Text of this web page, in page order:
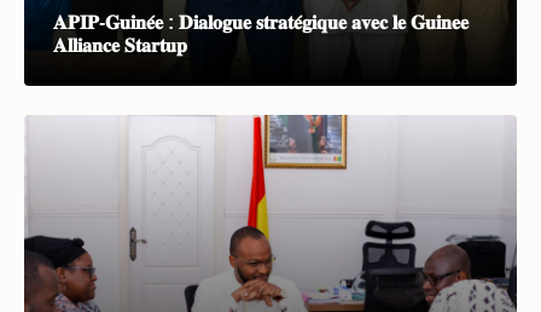
𝐀𝐏𝐈𝐏-𝐆𝐮𝐢𝐧𝐞́𝐞 : 𝐃𝐢𝐚𝐥𝐨𝐠𝐮𝐞 𝐬𝐭𝐫𝐚𝐭𝐞́𝐠𝐢𝐪𝐮𝐞 𝐚𝐯𝐞𝐜 𝐥𝐞 𝐆𝐮𝐢𝐧𝐞𝐞
𝐀𝐥𝐥𝐢𝐚𝐧𝐜𝐞 𝐒𝐭𝐚𝐫𝐭𝐮𝐩